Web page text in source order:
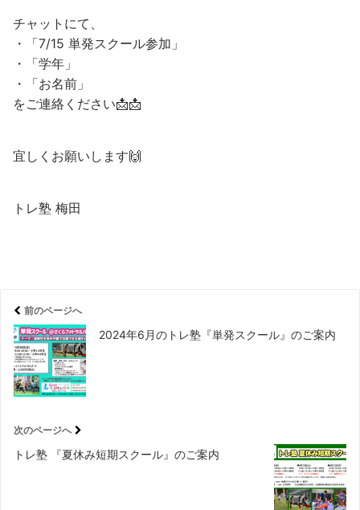
チャットにて、
・「7/15 単発スクール参加」
・「学年」
・「お名前」
をご連絡ください📩📩
宜しくお願いします🙌
トレ塾 梅田
前のページへ
2024年6月のトレ塾『単発スクール』のご案内
次のページへ
トレ塾 『夏休み短期スクール』のご案内